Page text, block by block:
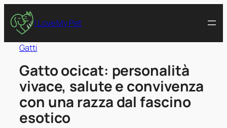
I Love My Pet
Gatti
Gatto ocicat: personalità
vivace, salute e convivenza
con una razza dal fascino
esotico